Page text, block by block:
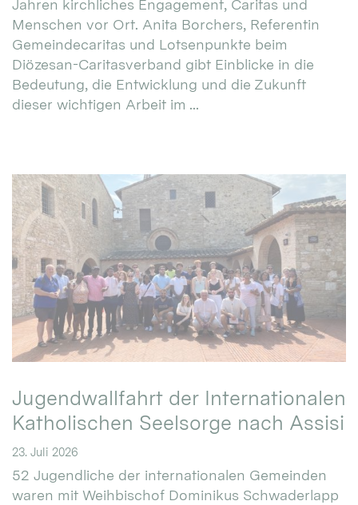
Jahren kirchliches Engagement, Caritas und
Menschen vor Ort. Anita Borchers, Referentin
Gemeindecaritas und Lotsenpunkte beim
Diözesan-Caritasverband gibt Einblicke in die
Bedeutung, die Entwicklung und die Zukunft
dieser wichtigen Arbeit im ...
Jugendwallfahrt der Internationalen
Katholischen Seelsorge nach Assisi
23. Juli 2026
52 Jugendliche der internationalen Gemeinden
waren mit Weihbischof Dominikus Schwaderlapp